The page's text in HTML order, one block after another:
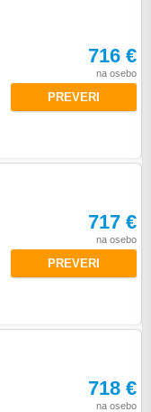
716 €
na osebo
PREVERI
717 €
na osebo
PREVERI
718 €
na osebo